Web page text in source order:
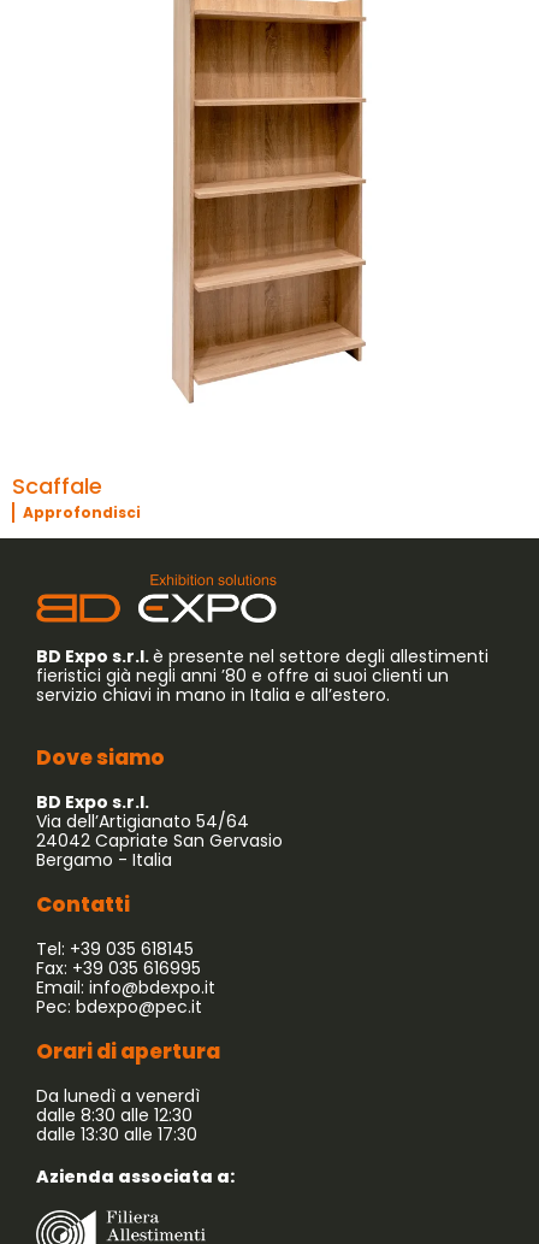
Scaffale
Approfondisci
BD Expo s.r.l.è presente nel settore degli allestimenti
fieristici già negli anni ’80 e offre ai suoi clienti un
servizio chiavi in mano in Italia e all’estero.
Dove siamo
BD Expo s.r.l.
Via dell’Artigianato 54/64
24042 Capriate San Gervasio
Bergamo - Italia
Contatti
Tel: +39 035 618145
Fax: +39 035 616995
Email: info@bdexpo.it
Pec: bdexpo@pec.it
Orari di apertura
Da lunedì a venerdì
dalle 8:30 alle 12:30
dalle 13:30 alle 17:30
Azienda associata a: